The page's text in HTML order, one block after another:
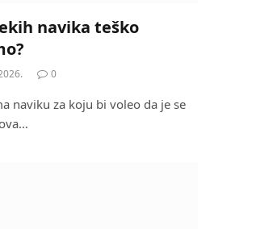
navika teško
0
naviku za koju bi voleo da je se